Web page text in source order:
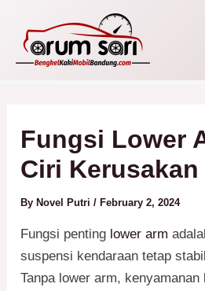
content
Fungsi Lower
Ciri Kerusakan
By Novel Putri/ February 2, 2024
Fungsi penting lower arm
suspensi kendaraan tetap
Tanpa lower arm, kenyamanan
navigation